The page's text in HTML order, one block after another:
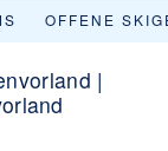
OFFENE
|